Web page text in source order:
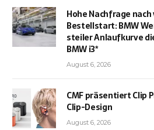
Hohe Nachfrage
Bestellstart: BMW
steiler Anlaufkurve
BMW i3*
August 6, 2026
CMF präsentiert Clip
Clip-Design
August 6, 2026